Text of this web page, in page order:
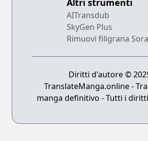
Altri strumenti
AITransdub
SkyGen Plus
Rimuovi filigrana Sora
Diritti d'autore ©
TranslateManga.online -
manga definitivo - Tutti i